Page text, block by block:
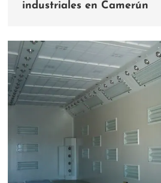
industriales en Camerún